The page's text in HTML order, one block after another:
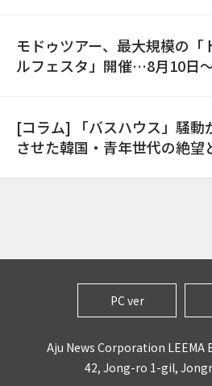
モドゥツアー、最大規模の「
ルフェスタ」開催…8月10日
[コラム] 「バスハウス」騒動
させた韓国・青年世代の絶望
PC ver
Aju News Corporation
42, Jong-ro 1-gil,